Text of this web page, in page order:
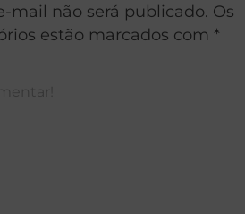
mail não será publicado. Os
estão marcados com *